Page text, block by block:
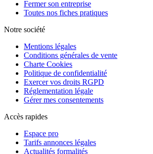
Fermer son entreprise
Toutes nos fiches pratiques
Notre société
Mentions légales
Conditions générales de vente
Charte Cookies
Politique de confidentialité
Exercer vos droits RGPD
Réglementation légale
Gérer mes consentements
Accès rapides
Espace pro
Tarifs annonces légales
Actualités formalités